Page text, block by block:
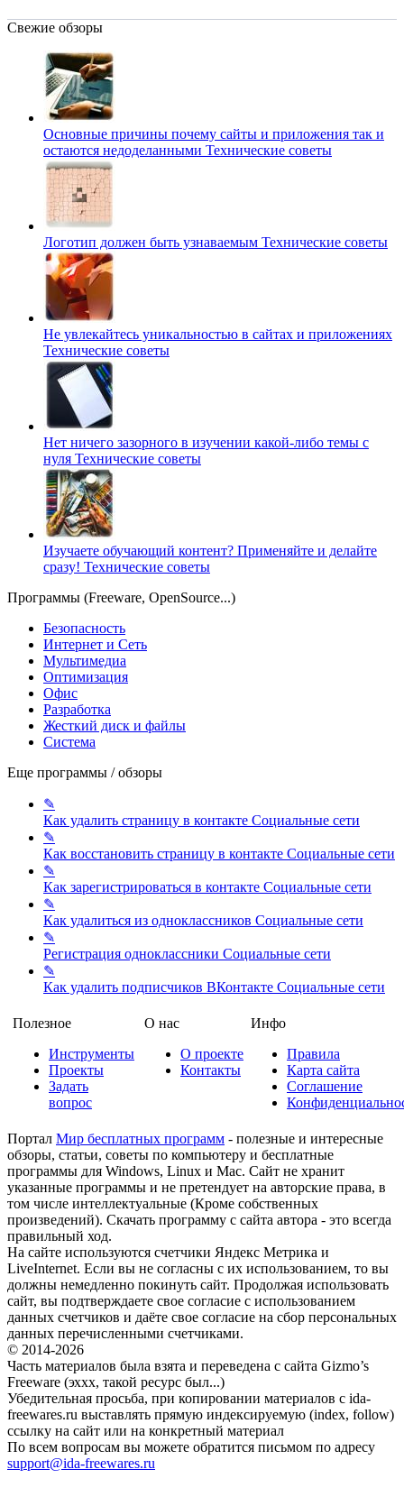
Свежие обзоры
Основные причины почему сайты и приложения так и
остаются недоделанными Технические советы
Логотип должен быть узнаваемым Технические советы
Не увлекайтесь уникальностью в сайтах и приложениях
Технические советы
Нет ничего зазорного в изучении какой-либо темы с
нуля Технические советы
Изучаете обучающий контент? Применяйте и делайте
сразу! Технические советы
Программы (Freeware, OpenSource...)
Безопасность
Интернет и Сеть
Мультимедиа
Оптимизация
Офис
Разработка
Жесткий диск и файлы
Система
Еще программы / обзоры
✎
Как удалить страницу в контакте Социальные сети
✎
Как восстановить страницу в контакте Социальные сети
✎
Как зарегистрироваться в контакте Социальные сети
✎
Как удалиться из одноклассников Социальные сети
✎
Регистрация одноклассники Социальные сети
✎
Как удалить подписчиков ВКонтакте Социальные сети
Полезное
Инструменты
Проекты
Задать
вопрос
О нас
О проекте
Контакты
Инфо
Правила
Карта сайта
Соглашение
Портал Мир бесплатных программ - полезные и интересные
обзоры, статьи, советы по компьютеру и бесплатные
программы для Windows, Linux и Mac. Сайт не хранит
указанные программы и не претендует на авторские права, в
том числе интеллектуальные (Кроме собственных
произведений). Скачать программу с сайта автора - это всегда
правильный ход.
На сайте используются счетчики Яндекс Метрика и
LiveInternet. Если вы не согласны с их использованием, то вы
должны немедленно покинуть сайт. Продолжая использовать
сайт, вы подтверждаете свое согласие с использованием
данных счетчиков и даёте свое согласие на сбор персональных
данных перечисленными счетчиками.
© 2014-2026
Часть материалов была взята и переведена с сайта Gizmo’s
Freeware (эххх, такой ресурс был...)
Убедительная просьба, при копировании материалов с ida-
freewares.ru выставлять прямую индексируемую (index, follow)
ссылку на сайт или на конкретный материал
По всем вопросам вы можете обратится письмом по адресу
support@ida-freewares.ru